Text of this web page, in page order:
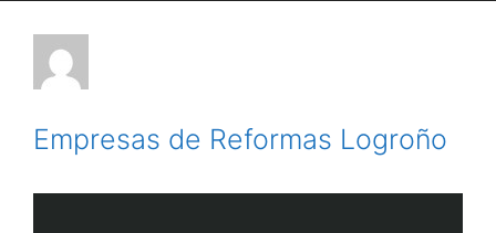
Empresas de Reformas Logroño